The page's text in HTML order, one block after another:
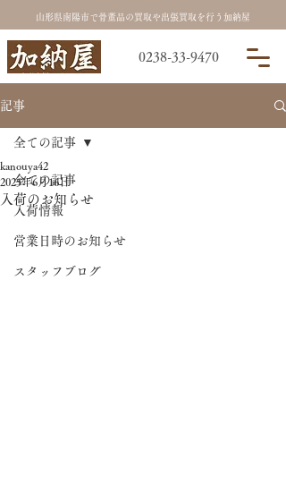
0238-33-9470
山形県南陽市で骨董品の買取や出張買取を行う加納屋
記事
全ての記事
入荷情報
営業日時のお知らせ
スタッフブログ
全ての記事
入荷のお知らせ
kanouya42
2025年6月16日